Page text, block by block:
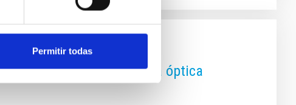
Permitir todas
una nueva red de fibra óptica